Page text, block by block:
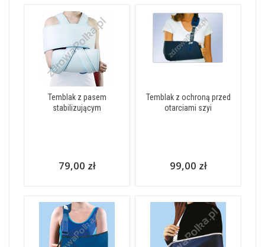
Temblak z pasem
stabilizującym
79,00 zł
Temblak z ochroną przed
otarciami szyi
99,00 zł